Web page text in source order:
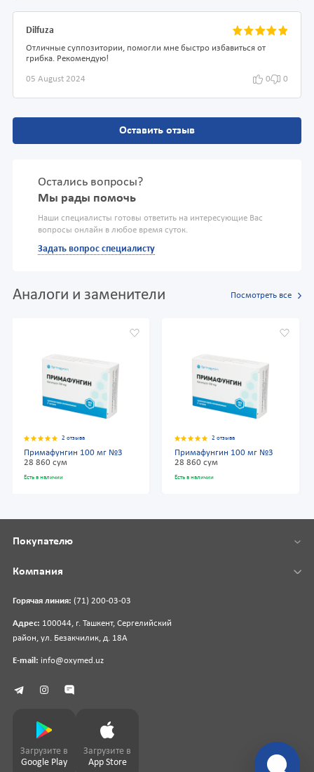
Dilfuza
Отличные суппозитории, помогли мне быстро избавиться от
грибка. Рекомендую!
05 August 2024 0 0
Оставить отзыв
Остались вопросы?
Мы рады помочь
Наши специалисты готовы ответить на интересующие Вас
вопросы онлайн в любое время суток.
Задать вопрос специалисту
Аналоги и заменители Посмотреть все
2 отзыва
Примафунгин 100 мг №3
28 860 сум
Есть в наличии
2 отзыва
Примафунгин 100 мг №3
28 860 сум
Есть в наличии
Горячая линия: (71) 200-03-03
Адрес: 100044, г. Ташкент, Сергелийский
район, ул. Безакчилик, д. 18А
E-mail: info@oxymed.uz
Покупателю
Компания
Загрузите в
Google Play
Загрузите в
App Store